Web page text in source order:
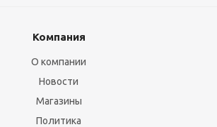
Компания
О компании
Новости
Магазины
Политика